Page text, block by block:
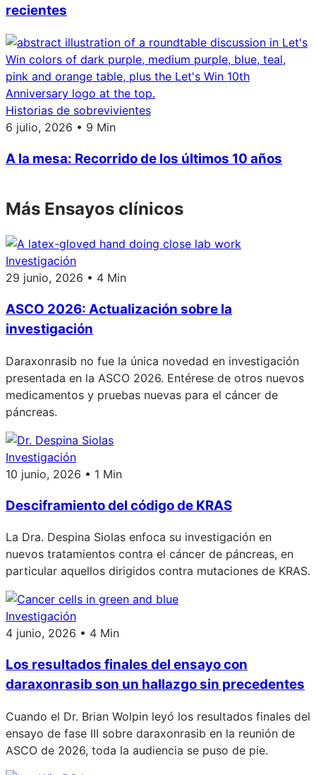
recientes
Historias de sobrevivientes
6 julio, 2026 • 9 Min
A la mesa: Recorrido de los últimos 10 años
Más Ensayos clínicos
Investigación
29 junio, 2026 • 4 Min
ASCO 2026: Actualización sobre la
investigación
Daraxonrasib no fue la única novedad en investigación
presentada en la ASCO 2026. Entérese de otros nuevos
medicamentos y pruebas nuevas para el cáncer de
páncreas.
Investigación
10 junio, 2026 • 1 Min
Desciframiento del código de KRAS
La Dra. Despina Siolas enfoca su investigación en
nuevos tratamientos contra el cáncer de páncreas, en
particular aquellos dirigidos contra mutaciones de KRAS.
Investigación
4 junio, 2026 • 4 Min
Los resultados finales del ensayo con
daraxonrasib son un hallazgo sin precedentes
Cuando el Dr. Brian Wolpin leyó los resultados finales del
ensayo de fase III sobre daraxonrasib en la reunión de
ASCO de 2026, toda la audiencia se puso de pie.